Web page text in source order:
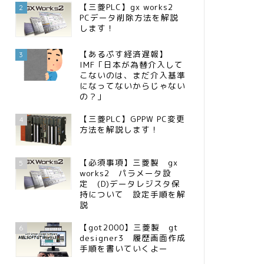
2
【三菱PLC】gx works2
PCデータ削除方法を解説
します！
3
【あるぷす経済遅報】
IMF「日本が為替介入して
こないのは、まだ介入基準
になってないからじゃない
の？」
4
【三菱PLC】GPPW PC変更
方法を解説します！
5
【必須事項】三菱製 gx
works2 パラメータ設
定 (D)データレジスタ保
持について 設定手順を解
説
6
【got2000】三菱製 gt
designer3 履歴画面作成
手順を書いていくよー